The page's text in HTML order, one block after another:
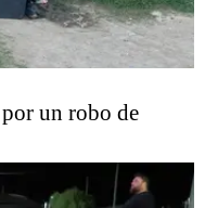
un robo de